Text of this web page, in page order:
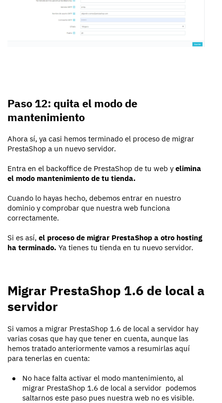
Paso 12: quita el modo de
mantenimiento
Ahora sí, ya casi hemos terminado el proceso de migrar
PrestaShop a un nuevo servidor.
Entra en el backoffice de PrestaShop de tu web y elimina
el modo mantenimiento de tu tienda.
Cuando lo hayas hecho, debemos entrar en nuestro
dominio y comprobar que nuestra web funciona
correctamente.
Si es así, el proceso de migrar PrestaShop a otro hosting
ha terminado. Ya tienes tu tienda en tu nuevo servidor.
Migrar PrestaShop 1.6 de local a
servidor
Si vamos a migrar PrestaShop 1.6 de local a servidor hay
varias cosas que hay que tener en cuenta, aunque las
hemos tratado anteriormente vamos a resumirlas aquí
para tenerlas en cuenta:
No hace falta activar el modo mantenimiento, al
migrar PrestaShop 1.6 de local a servidor podemos
saltarnos este paso pues nuestra web no es visible.